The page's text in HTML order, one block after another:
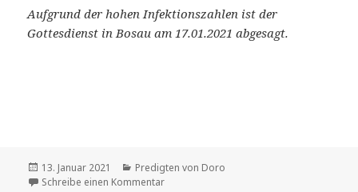
Aufgrund der hohen Infektionszahlen ist der
Gottesdienst in Bosau am 17.01.2021 abgesagt.
Veröffentlicht
am
13. Januar 2021 Kategorien
Predigten von Doro
Schreibe einen Kommentarzu Weisst Du noch?